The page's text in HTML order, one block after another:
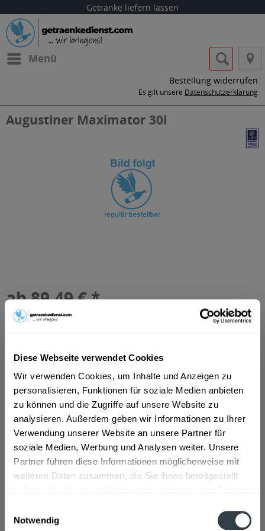
Diese Webseite verwendet Cookies
Wir verwenden Cookies, um Inhalte und Anzeigen zu
personalisieren, Funktionen für soziale Medien anbieten
zu können und die Zugriffe auf unsere Website zu
analysieren. Außerdem geben wir Informationen zu Ihrer
Verwendung unserer Website an unsere Partner für
soziale Medien, Werbung und Analysen weiter. Unsere
Partner führen diese Informationen möglicherweise mit
weiteren Daten zusammen, die Sie ihnen bereitgestellt
Notwendig
Getränke liefern lassen
Menü
Bestellung widerrufen
Es gilt unsere Datenschutzerklärung
Augustiner Maximator 30l
ab 89,49 € *
Inhalt:30 Liter (2,98 € * / 1 Liter)
inkl. MwSt.ggf. zzgl. Erschwerniszuschlag
MEHRWEG
Warenkorb
Artikel-Nr.:
21968
Verfügbar in:
Beschreibung
mehr